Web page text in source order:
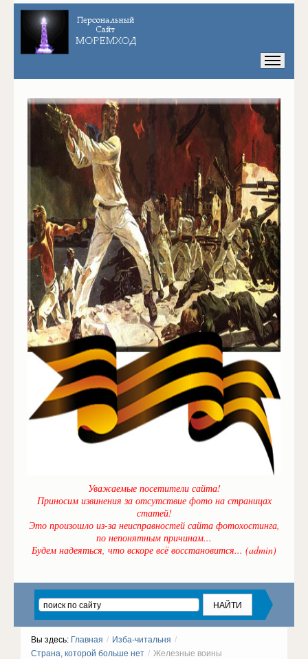
Уважаемые посетители сайта!
Приносим извинения за отсутствие фото на страницах
статей!
Это произошло из-за неисправностей сайта фотохостинга,
по непонятным причинам...
Будем надеяться, что вскоре всё восстановится... (admin)
Вы здесь: Главная / Изба-читальня /
Страна, которой больше нет / Железные воины